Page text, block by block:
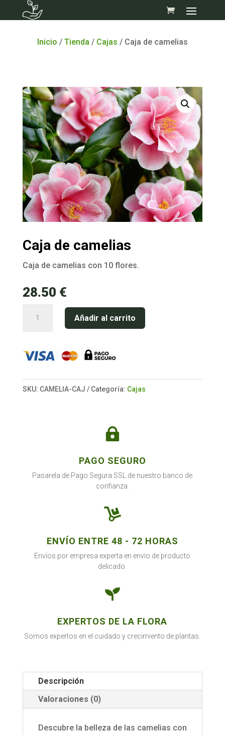
Inicio / Tienda / Cajas / Caja de camelias
Caja de camelias
Caja de camelias con 10 flores.
28.50 €
cantidad
Añadir al carrito
SKU: CAMELIA-CAJ Categoría: Cajas

PAGO SEGURO
Pasarela de Pago Segura SSL de nuestro banco de
confianza.

ENVÍO ENTRE 48 - 72 HORAS
Envíos por empresa experta en envío de producto
delicado.

EXPERTOS DE LA FLORA
Somos expertos en el cuidado y crecimiento de plantas.
Descripción
Valoraciones (0)
Descubre la belleza de las camelias con